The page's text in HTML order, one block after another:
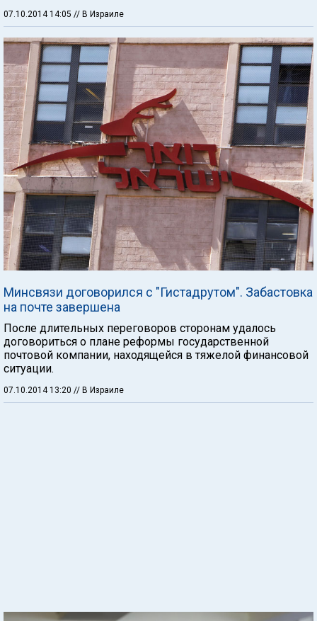
07.10.2014 14:05 // В Израиле
Минсвязи договорился с "Гистадрутом". Забастовка
на почте завершена
После длительных переговоров сторонам удалось
договориться о плане реформы государственной
почтовой компании, находящейся в тяжелой финансовой
ситуации.
07.10.2014 13:20 // В Израиле